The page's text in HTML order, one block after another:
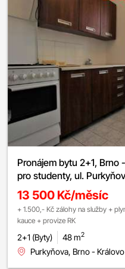
Pronájem bytu 2+1, Brno
pro studenty, ul.
13 500 Kč/měsíc
+ 1.500,- Kč zálohy na služby +
kauce + provize RK
2+1 (Byty) 48 m2
Purkyňova, Brno -